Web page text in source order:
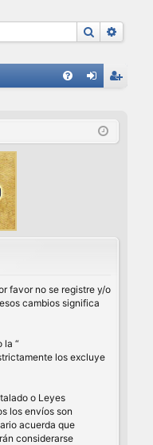
Buscar
ist
favor no se registre y/o
cambios significa
la “
los excluye
o Leyes
los envíos son
acuerda que
considerarse